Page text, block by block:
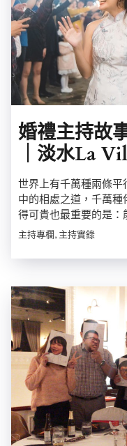
婚禮主持故
｜淡水La
世界上有千萬種兩條
中的相處之道，千萬
得可貴也最重要的是：
主持專欄, 主持實錄